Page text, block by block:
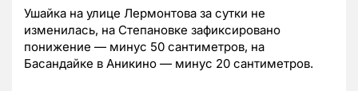
Ушайка на улице Лермонтова за сутки не
изменилась, на Степановке зафиксировано
понижение — минус 50 сантиметров, на
Басандайке в Аникино — минус 20 сантиметров.